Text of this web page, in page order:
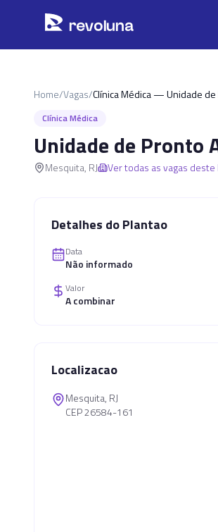
revoluna
Home/Vagas/Clínica Médica — Unidade
Clínica Médica
Unidade de Pronto
Mesquita, RJ Ver todas as vagas
Detalhes do Plantao
Data
Não informado
Valor
A combinar
Localizacao
Mesquita, RJ
CEP 26584-161